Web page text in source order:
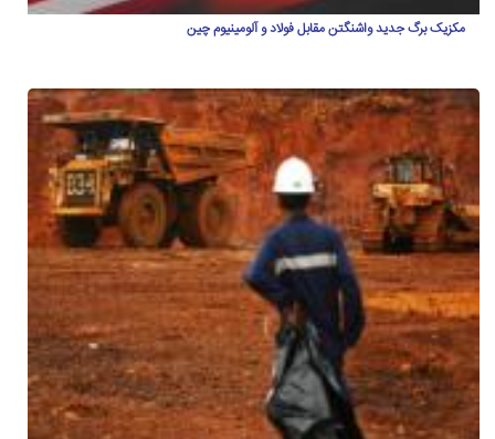
مکزیک برگ جدید واشنگتن مقابل فولاد و آلومینیوم چین